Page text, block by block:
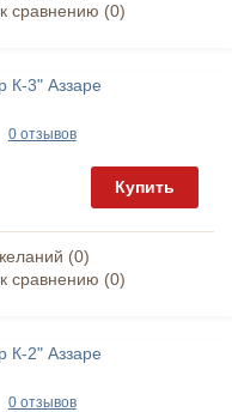
сравнению (0)
К-3" Аззаре
0 отзывов
Купить
(0)
сравнению (0)
К-2" Аззаре
0 отзывов